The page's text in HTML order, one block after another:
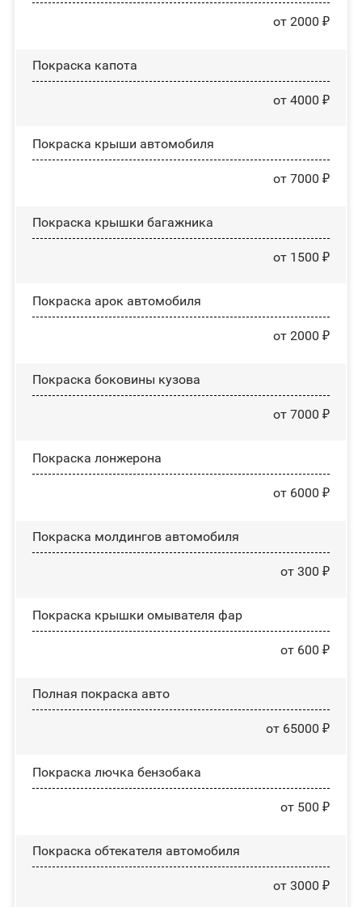
от 2000 ₽
Покраска капота
от 4000 ₽
Покраска крыши автомобиля
от 7000 ₽
Покраска крышки багажника
от 1500 ₽
Покраска арок автомобиля
от 2000 ₽
Покраска боковины кузова
от 7000 ₽
Покраска лонжерона
от 6000 ₽
Покраска молдингов автомобиля
от 300 ₽
Покраска крышки омывателя фар
от 600 ₽
Полная покраска авто
от 65000 ₽
Покраска лючка бензобака
от 500 ₽
Покраска обтекателя автомобиля
от 3000 ₽